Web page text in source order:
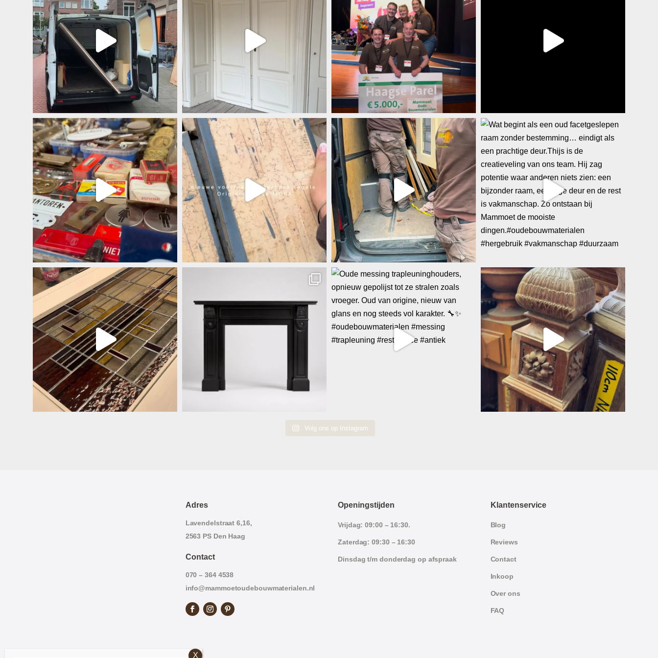
Volg ons op Instagram
Adres
Lavendelstraat 6,16,
2563 PS Den Haag
Contact
070 – 364 4538
info@mammoetoudebouwmaterialen.nl
Openingstijden
Vrijdag: 09:00 – 16:30.
Zaterdag: 09:30 – 16:30
Dinsdag t/m donderdag op afspraak
Klantenservice
Blog
Reviews
Contact
Inkoop
Over ons
FAQ